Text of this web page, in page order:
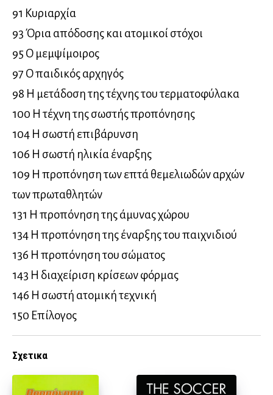
91 Κυριαρχία
93 Όρια απόδοσης και ατομικοί στόχοι
95 Ο μεμψίμοιρος
97 Ο παιδικός αρχηγός
98 Η μετάδοση της τέχνης του τερματοφύλακα
100 Η τέχνη της σωστής προπόνησης
104 Η σωστή επιβάρυνση
106 Η σωστή ηλικία έναρξης
109 Η προπόνηση των επτά θεμελιωδών αρχών
των πρωταθλητών
131 Η προπόνηση της άμυνας χώρου
134 Η προπόνηση της έναρξης του παιχνιδιού
136 Η προπόνηση του σώματος
143 Η διαχείριση κρίσεων φόρμας
146 Η σωστή ατομική τεχνική
150 Επίλογος
Σχετικα